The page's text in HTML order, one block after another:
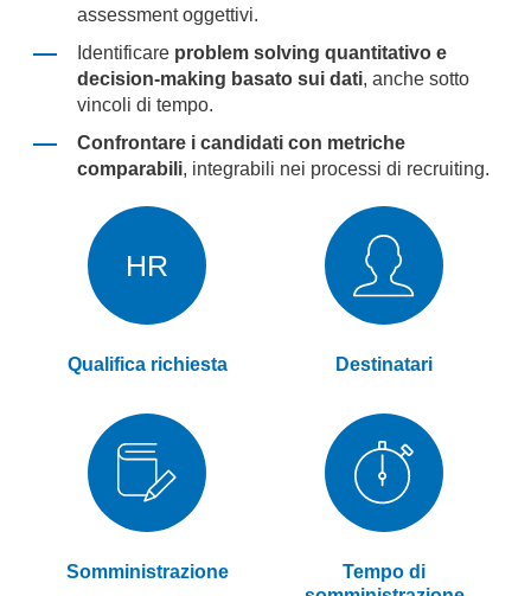
assessment oggettivi.
Identificare problem solving quantitativo e
decision-making basato sui dati, anche sotto
vincoli di tempo.
Confrontare i candidati con metriche
comparabili, integrabili nei processi di recruiting.
HR
Qualifica richiesta Destinatari
Somministrazione
Tempo di